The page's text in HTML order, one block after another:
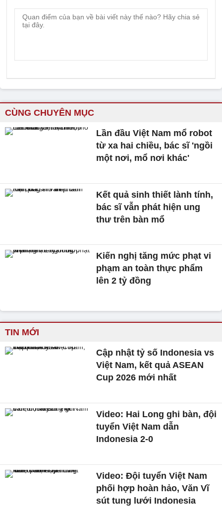
CÙNG CHUYÊN MỤC
Lần đầu Việt Nam mổ robot
từ xa hai chiều, bác sĩ 'ngồi
một nơi, mổ nơi khác'
Kết quả sinh thiết lành tính,
bác sĩ vẫn phát hiện ung
thư trên bàn mổ
Kiến nghị tăng mức phạt vi
phạm an toàn thực phẩm
lên 2 tỷ đồng
TIN MỚI
Cập nhật tỷ số Indonesia vs
Việt Nam, kết quả ASEAN
Cup 2026 mới nhất
Video: Hai Long ghi bàn, đội
tuyển Việt Nam dẫn
Indonesia 2-0
Video: Đội tuyển Việt Nam
phối hợp hoàn hảo, Văn Vĩ
sút tung lưới Indonesia